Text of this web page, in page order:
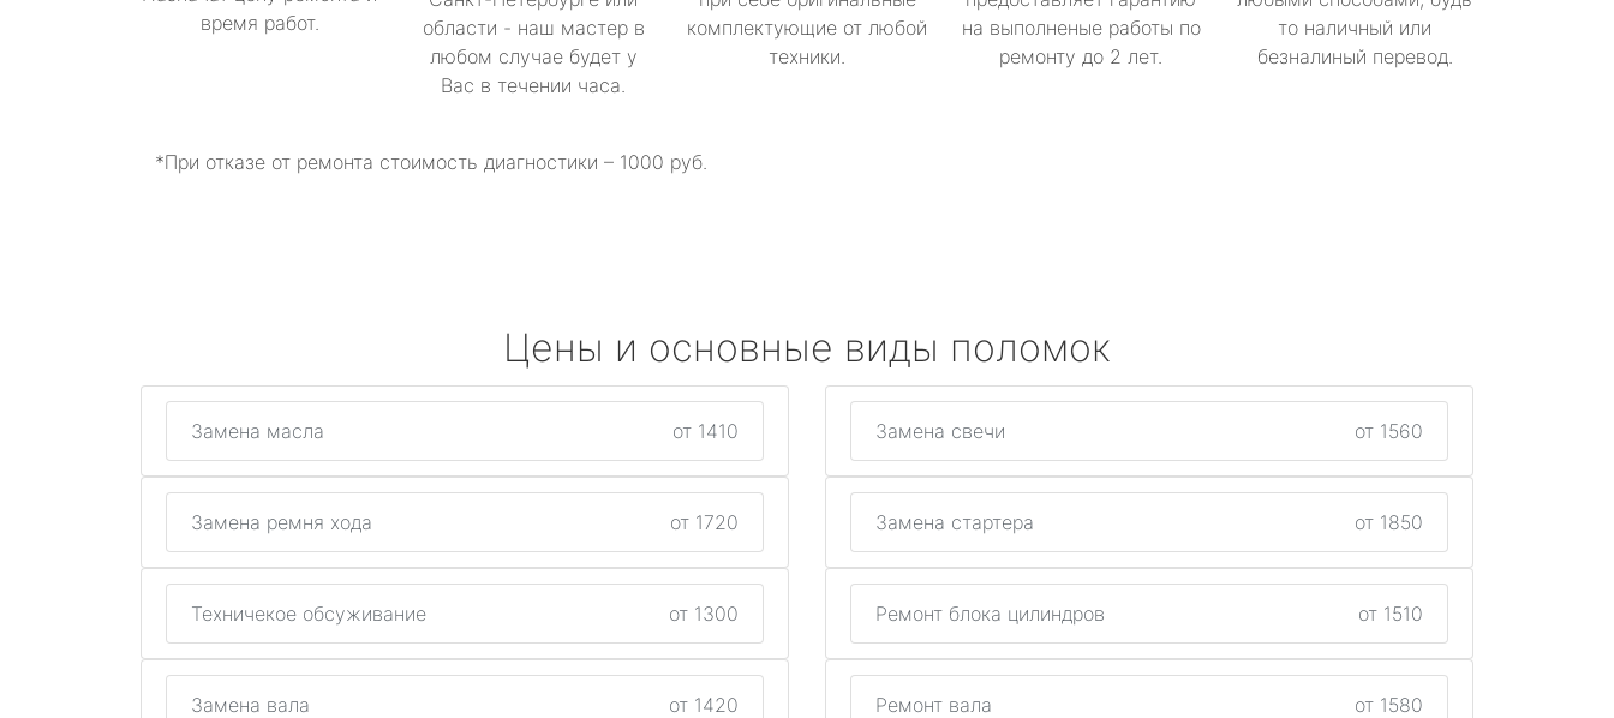
время работ.
области - наш мастер в
любом случае будет у
Вас в течении часа.
комплектующие от любой
техники.
на выполненые работы по
ремонту до 2 лет.
то наличный или
безналиный перевод.
*При отказе от ремонта стоимость диагностики – 1000 руб.
Цены и основные виды поломок
Замена масла от 1410 Замена свечи от 1560
Замена ремня хода от 1720 Замена стартера от 1850
Техничекое обсуживание от 1300 Ремонт блока цилиндров от 1510
Замена вала от 1420 Ремонт вала от 1580